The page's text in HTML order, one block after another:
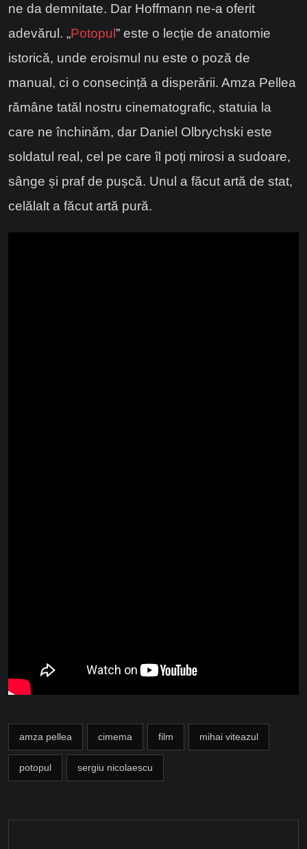
ne da demnitate. Dar Hoffmann ne-a oferit
adevărul. „Potopul ” este o lecție de anatomie
istorică, unde eroismul nu este o poză de
manual, ci o consecință a disperării. Amza Pellea
rămâne tatăl nostru cinematografic, statuia la
care ne închinăm, dar Daniel Olbrychski este
soldatul real, cel pe care îl poți mirosi a sudoare,
sânge și praf de pușcă. Unul a făcut artă de stat,
celălalt a făcut artă pură.
amza pellea cimema film mihai viteazul
potopul sergiu nicolaescu